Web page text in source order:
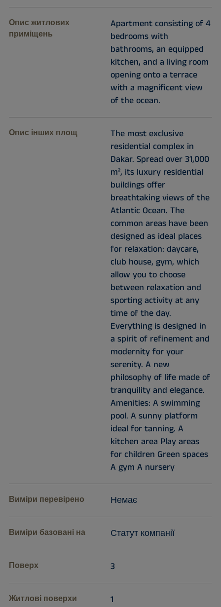
Опис житлових
приміщень
Apartment consisting of 4
bedrooms with
bathrooms, an equipped
kitchen, and a living room
opening onto a terrace
with a magnificent view
of the ocean.
Опис інших площ
The most exclusive
residential complex in
Dakar. Spread over 31,000
m², its luxury residential
buildings offer
breathtaking views of the
Atlantic Ocean. The
common areas have been
designed as ideal places
for relaxation: daycare,
club house, gym, which
allow you to choose
between relaxation and
sporting activity at any
time of the day.
Everything is designed in
a spirit of refinement and
modernity for your
serenity. A new
philosophy of life made of
tranquility and elegance.
Amenities: A swimming
pool. A sunny platform
ideal for tanning. A
kitchen area Play areas
for children Green spaces
A gym A nursery
Виміри перевірено Немає
Виміри базовані на Статут компанії
Поверх 3
Житлові поверхи 1